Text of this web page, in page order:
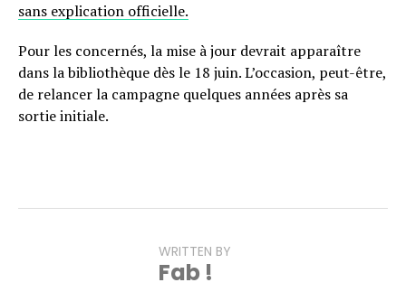
sans explication officielle.
Pour les concernés, la mise à jour devrait apparaître
dans la bibliothèque dès le 18 juin. L’occasion, peut-être,
de relancer la campagne quelques années après sa
sortie initiale.
WRITTEN BY
Fab !